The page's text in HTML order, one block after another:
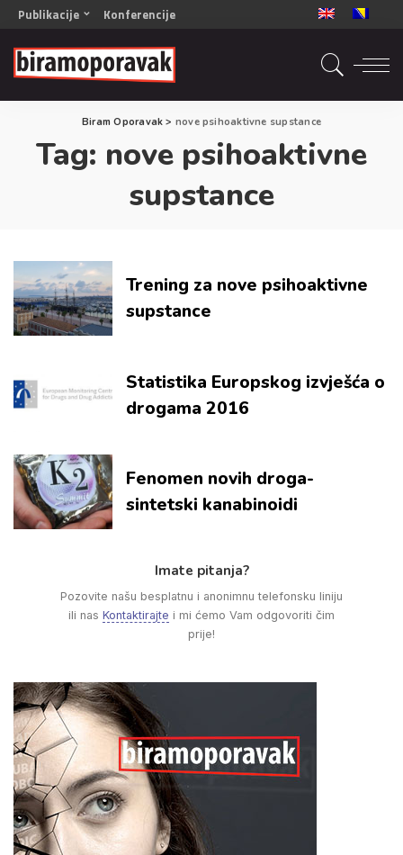
Publikacije
OPORAVAK- Naš zajednički cilj BiH/CG
OPORAVAK- Naš zajednički cilj SRB
RECOVERY- Our common goal ENG
OPORAVAK- Naš zajednički cilj 2
Mala knjiga vještina
Radna sveska za oporavak
Konferencije
Biram Oporavak > nove psihoaktivne supstance
Tag: nove psihoaktivne
supstance
Trening za nove psihoaktivne
supstance
Statistika Europskog izvješća o
drogama 2016
Fenomen novih droga-
sintetski kanabinoidi
Imate pitanja?
Pozovite našu besplatnu i anonimnu telefonsku liniju
ili nas Kontaktirajte i mi ćemo Vam odgovoriti čim
prije!